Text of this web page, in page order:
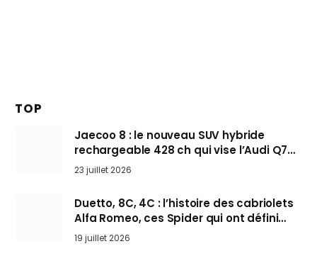
TOP
Jaecoo 8 : le nouveau SUV hybride
rechargeable 428 ch qui vise l’Audi Q7
arrive en Europe cet automne
23 juillet 2026
Duetto, 8C, 4C : l’histoire des cabriolets
Alfa Romeo, ces Spider qui ont défini
l’art de rouler cheveux au vent
19 juillet 2026